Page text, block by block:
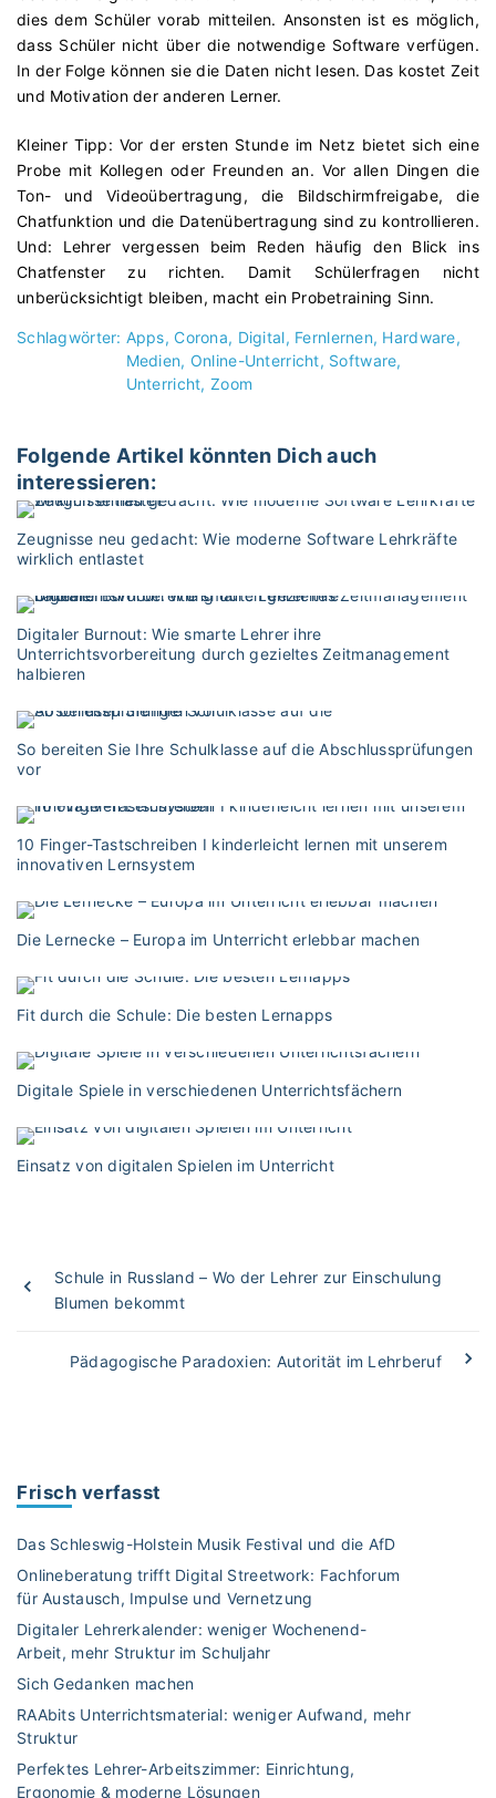
dies dem Schüler vorab mitteilen. Ansonsten ist es möglich,
dass Schüler nicht über die notwendige Software verfügen.
In der Folge können sie die Daten nicht lesen. Das kostet Zeit
und Motivation der anderen Lerner.
Kleiner Tipp: Vor der ersten Stunde im Netz bietet sich eine
Probe mit Kollegen oder Freunden an. Vor allen Dingen die
Ton- und Videoübertragung, die Bildschirmfreigabe, die
Chatfunktion und die Datenübertragung sind zu kontrollieren.
Und: Lehrer vergessen beim Reden häufig den Blick ins
Chatfenster zu richten. Damit Schülerfragen nicht
unberücksichtigt bleiben, macht ein Probetraining Sinn.
Schlagwörter: Apps Corona Digital Fernlernen Hardware
Medien
Online-Unterricht Software
Unterricht Zoom
Folgende Artikel könnten Dich auch
interessieren:
Zeugnisse neu gedacht: Wie moderne Software Lehrkräfte
wirklich entlastet
Digitaler Burnout: Wie smarte Lehrer ihre
Unterrichtsvorbereitung durch gezieltes Zeitmanagement
halbieren
So bereiten Sie Ihre Schulklasse auf die Abschlussprüfungen
vor
10 Finger-Tastschreiben I kinderleicht lernen mit unserem
innovativen Lernsystem
Die Lernecke – Europa im Unterricht erlebbar machen
Fit durch die Schule: Die besten Lernapps
Digitale Spiele in verschiedenen Unterrichtsfächern
Einsatz von digitalen Spielen im Unterricht
Schule in Russland – Wo der Lehrer zur Einschulung
Blumen bekommt
Pädagogische Paradoxien: Autorität im Lehrberuf
Frisch verfasst
Das Schleswig-Holstein Musik Festival und die AfD
Onlineberatung trifft Digital Streetwork: Fachforum
für Austausch, Impulse und Vernetzung
Digitaler Lehrerkalender: weniger Wochenend-
Arbeit, mehr Struktur im Schuljahr
Sich Gedanken machen
RAAbits Unterrichtsmaterial: weniger Aufwand, mehr
Struktur
Perfektes Lehrer-Arbeitszimmer: Einrichtung,
Ergonomie & moderne Lösungen